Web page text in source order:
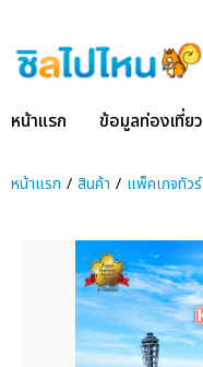
หน้าแรก ข้อมูลท่องเที่ยว
หน้าแรก สินค้า แพ็คเกจทัวร์